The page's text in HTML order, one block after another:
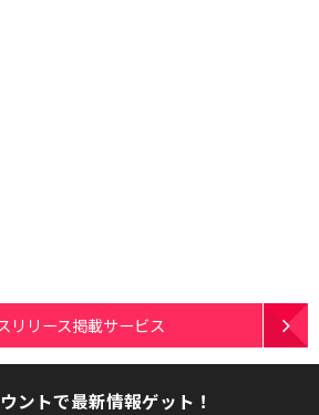
リリース掲載サービス
ントで最新情報ゲット！